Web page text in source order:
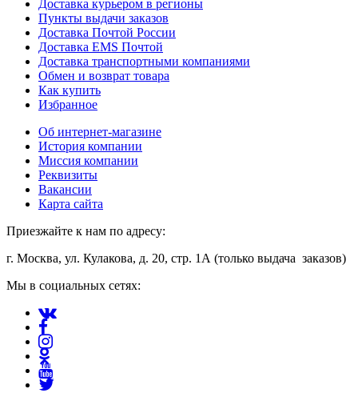
Доставка курьером в регионы
Пункты выдачи заказов
Доставка Почтой России
Доставка EMS Почтой
Доставка транспортными компаниями
Обмен и возврат товара
Как купить
Избранное
Об интернет-магазине
История компании
Миссия компании
Реквизиты
Вакансии
Карта сайта
Приезжайте к нам по адресу:
г. Москва, ул. Кулакова, д. 20, стр. 1А (только выдача заказов)
Мы в социальных сетях: